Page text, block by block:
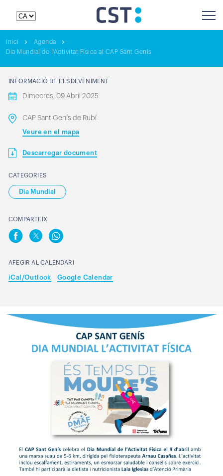
Inici
Agenda
Dia Mundial de l'Activitat Física al CAP Sant Genís
INFORMACIÓ DE L’ESDEVENIMENT
Dimecres, 09 Abril 2025
CAP Sant Genís de Rubí
Veure en el mapa
Descarregar document
CATEGORIES
Dia Mundial
COMPARTEIX
AFEGIR AL CALENDARI
iCal/Outlook Google Calendar